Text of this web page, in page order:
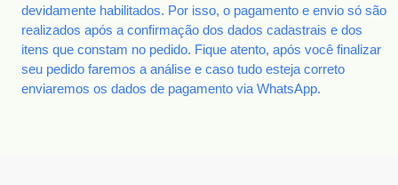
devidamente habilitados. Por isso, o pagamento e envio só são
realizados após a confirmação dos dados cadastrais e dos
itens que constam no pedido. Fique atento, após você finalizar
seu pedido faremos a análise e caso tudo esteja correto
enviaremos os dados de pagamento via WhatsApp.